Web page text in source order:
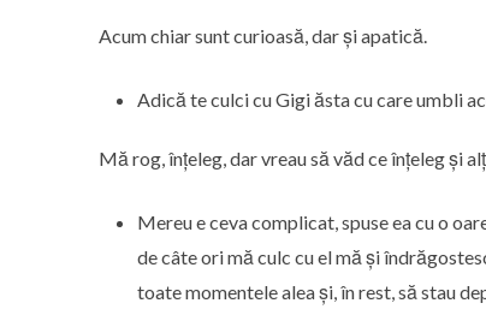
Acum chiar sunt curioasă, dar și apatică.
Adică te culci cu Gigi ăsta cu care umbli
Mă rog, înțeleg, dar vreau să văd ce înțeleg și
Mereu e ceva complicat, spuse ea cu o
de câte ori mă culc cu el mă și
toate momentele alea și, în rest, să stau